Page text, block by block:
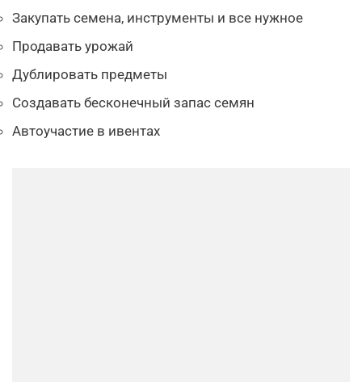
Закупать семена, инструменты и все нужное
Продавать урожай
Дублировать предметы
Создавать бесконечный запас семян
Автоучастие в ивентах